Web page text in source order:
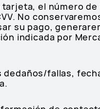
el número
No
su pago,
indicada por
fallas,